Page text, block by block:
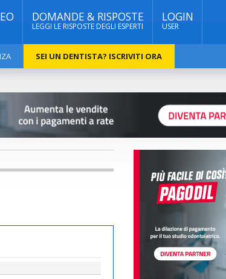
DOMANDE & RISPOSTE
LEGGI LE RISPOSTE DEGLI ESPERTI
LOGIN
USER
SEI UN DENTISTA? ISCRIVITI ORA